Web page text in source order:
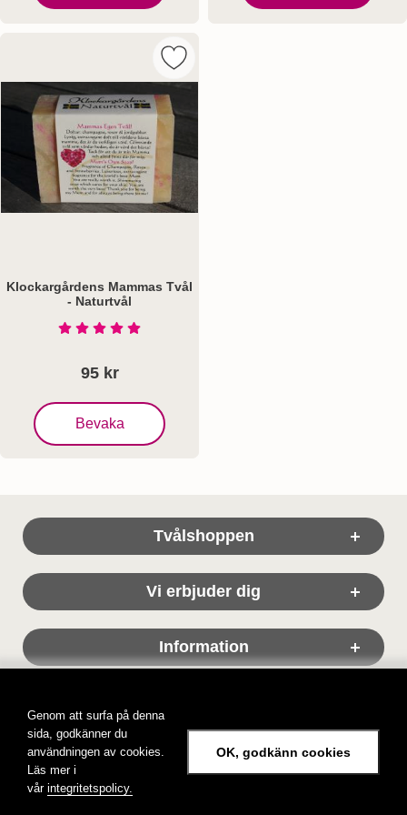
Genom att surfa på denna
sida, godkänner du
användningen av cookies.
Läs mer i
vår integritetspolicy.
OK, godkänn cookies
Klockargårdens Gröna Äpplen - Naturtvål
Klockargårdens
Klockargårdens Mammas Tvål
- Naturtvål
Art. nr 1107 Betyg: 5 Stjärnor av 5
95 kr
Bevaka
, Klockargårdens Mammas Tvål - Naturtvål
Markera klockargårdens Mammas
Sidfot Blandad info och länkar
Tvålshoppen
Vi erbjuder dig
Information
Tvålshoppen, tvål på nätet!